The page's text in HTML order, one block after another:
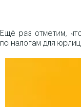
Ещё раз отметим,
по налогам для